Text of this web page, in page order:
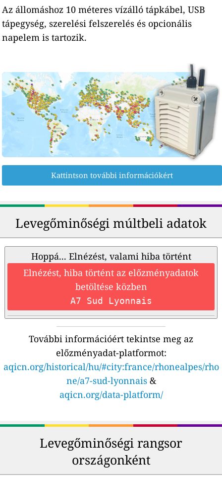
Az állomáshoz 10 méteres vízálló tápkábel, USB
tápegység, szerelési felszerelés és opcionális
napelem is tartozik.
Kattintson további információkért
Levegőminőségi múltbeli adatok
Hoppá... Elnézést, valami hiba történt
Elnézést, hiba történt az előzményadatok
betöltése közben
A7 Sud Lyonnais
További információért tekintse meg az
előzményadat-platformot:
aqicn.org/historical/hu/#city:france/rhonealpes/rho
ne/a7-sud-lyonnais&
aqicn.org/data-platform/
Levegőminőségi rangsor
országonként